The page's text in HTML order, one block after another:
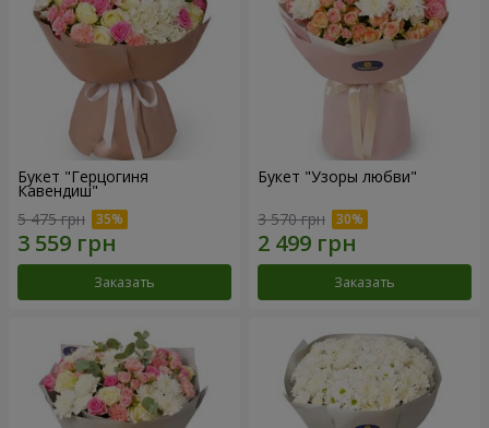
Букет "Герцогиня
Кавендиш"
5 475 грн
Заказать
Букет "Узоры любви"
3 570 грн
Заказать